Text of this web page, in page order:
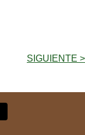
SIGUIENTE >